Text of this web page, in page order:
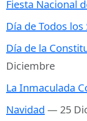
Fiesta Nacional
Día de Todos los
Día de la
Diciembre
La Inmaculada
Navidad — 25